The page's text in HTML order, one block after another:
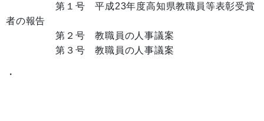
第１号 平成23年度高知県教職員等表彰受賞
者の報告
第２号 教職員の人事議案
第３号 教職員の人事議案
・